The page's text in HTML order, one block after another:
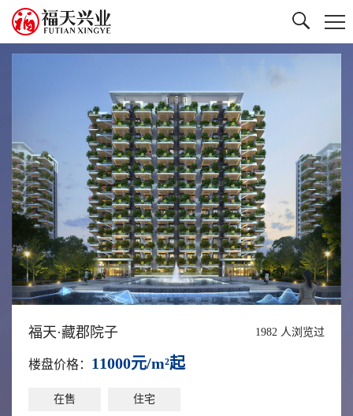
1982 人浏览过
福天·藏郡院子
楼盘价格： 11000元/m²起
在售 住宅